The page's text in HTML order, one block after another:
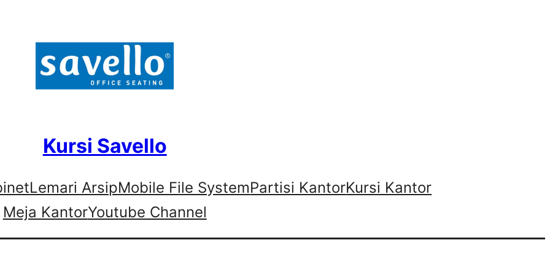
Kursi Savello
Lemari ArsipMobile File SystemPartisi KantorKursi Kantor
Meja KantorYoutube Channel